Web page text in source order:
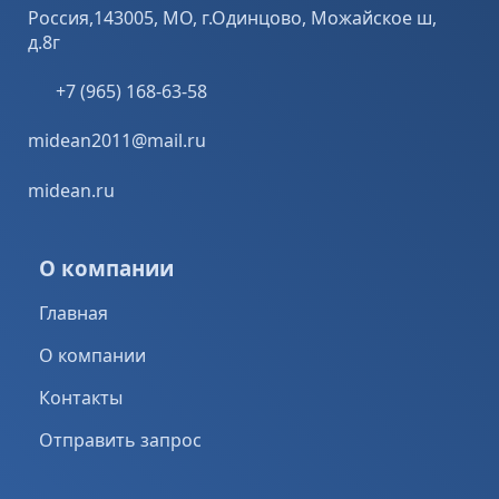
Россия,143005, МО, г.Одинцово, Можайское ш,
д.8г
+7 (965) 168-63-58
midean2011@mail.ru
midean.ru
О компании
Главная
О компании
Контакты
Отправить запрос